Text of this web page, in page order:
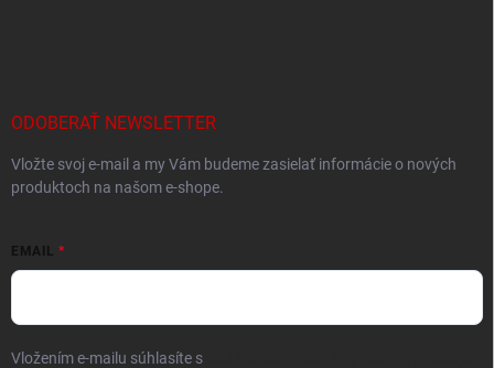
ODOBERAŤ NEWSLETTER
Vložte svoj e-mail a my Vám budeme zasielať informácie o nových
produktoch na našom e-shope.
EMAIL
Vložením e-mailu súhlasíte s